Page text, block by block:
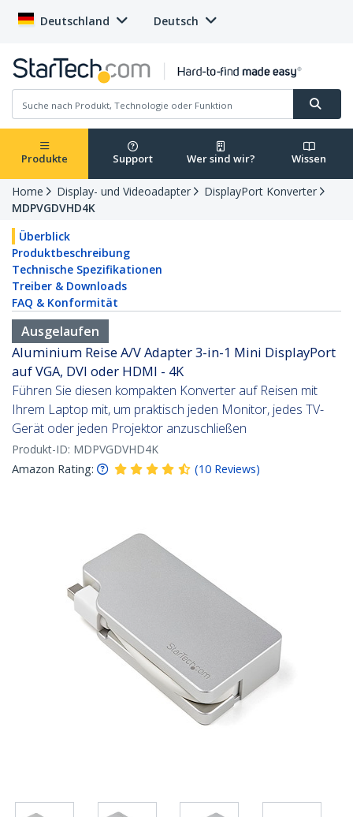
Deutschland Deutsch
Produkte Support Wer sind wir? Wissen
Home Display- und Videoadapter
DisplayPort Konverter
MDPVGDVHD4K
Überblick
Produktbeschreibung
Technische Spezifikationen
Treiber & Downloads
FAQ & Konformität
Ausgelaufen
Aluminium Reise A/V Adapter 3-in-1 Mini DisplayPort
auf VGA, DVI oder HDMI - 4K
Führen Sie diesen kompakten Konverter auf Reisen mit
Ihrem Laptop mit, um praktisch jeden Monitor, jedes TV-
Gerät oder jeden Projektor anzuschließen
Produkt-ID: MDPVGDVHD4K
Amazon Rating:
(10 Reviews)